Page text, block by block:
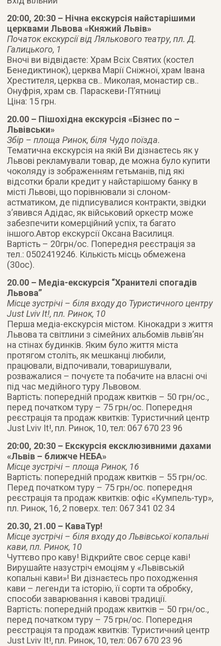
20:00, 20:30 – Нічна екскурсія найстарішими
церквами Львова «Княжий Львів»
Початок екскурсії від Лялькового театру, пл. Д.
Галицького, 1
Вночі ви відвідаєте: Храм Всіх Святих (костел
Бенедиктинок), церква Марії Сніжної, храм Івана
Хрестителя, церква св.. Миколая, монастир св..
Онуфрія, храм св. Параскеви-П’ятниці
Ціна: 15 грн.
20.00 – Пішохідна екскурсія «Бізнес по –
Львівськи»
Збір – площа Ринок, біля Чудо поїзда.
Тематична екскурсія на якій Ви дізнаєтесь як у
Львові рекламували товар, де можна було купити
чоколяду із зображенням гетьманів, під які
відсотки брали кредит у найстарішому банку в
місті Львові, що порівнювали зі слоном-
астматиком, де підписувалися контракти, звідки
з’явився Адідас, як військовий оркестр може
забезпечити комерційний успіх, та багато
іншого.Автор екскурсії Оксана Василиця.
Вартість – 20грн/ос. Попередня реєстрація за
тел.: 0502419246. Кількість місць обмежена
(30ос).
20.00 – Медіа-екскурсія “Хранителі спогадів
Львова”
Місце зустрічі – біля входу до Туристичного центру
Just Lviv It!, пл. Ринок, 10
Перша медіа-екскурсія містом. Кінокадри з життя
Львова та світлини з сімейних альбомів львів’ян
на стінах будинків. Яким було життя міста
протягом століть, як мешканці любили,
працювали, відпочивали, товаришували,
розважалися – почуєте та побачите на власні очі
під час медійного туру Львовом.
Вартість: попередній продаж квитків – 50 грн/ос.,
перед початком туру – 75 грн/ос. Попередня
реєстрація та продаж квитків: Туристичний центр
Just Lviv It!, пл. Ринок, 10, тел: 067 670 23 96
20:00, 20:30 – Екскурсія ексклюзивними дахами
«Львів – ближче НЕБА»
Місце зустрічі – площа Ринок, 16
Вартість: попередній продаж квитків – 55 грн/ос.
Перед початком туру – 75 грн/ос. попередня
реєстрація та продаж квитків: офіс «Кумпель-тур»,
пл. Ринок, 16, 2 поверх. тел: 067 341 02 34
20.30, 21.00 – КаваТур!
Місце зустрічі – біля входу до Львівської копальні
кави, пл. Ринок, 10
Чуттєво про каву! Відкрийте своє серце каві!
Вирушайте назустріч емоціям у «Львівській
копальні кави»! Ви дізнаєтесь про походження
кави – легенди та історію, її сорти та обробку,
способи заварювання і кавові традиції.
Вартість: попередній продаж квитків – 50 грн/ос.,
перед початком туру – 75 грн/ос. Попередня
реєстрація та продаж квитків: Туристичний центр
Just Lviv It!, пл. Ринок, 10, тел: 067 670 23 96